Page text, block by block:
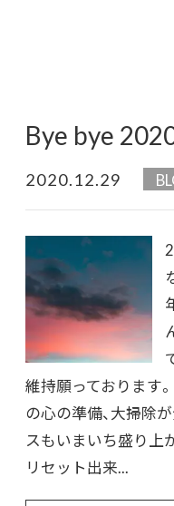
Bye bye 2020
2020.12.29
維持願っております
の心の準備、大掃除
スもいまいち盛り上
リセット出来...